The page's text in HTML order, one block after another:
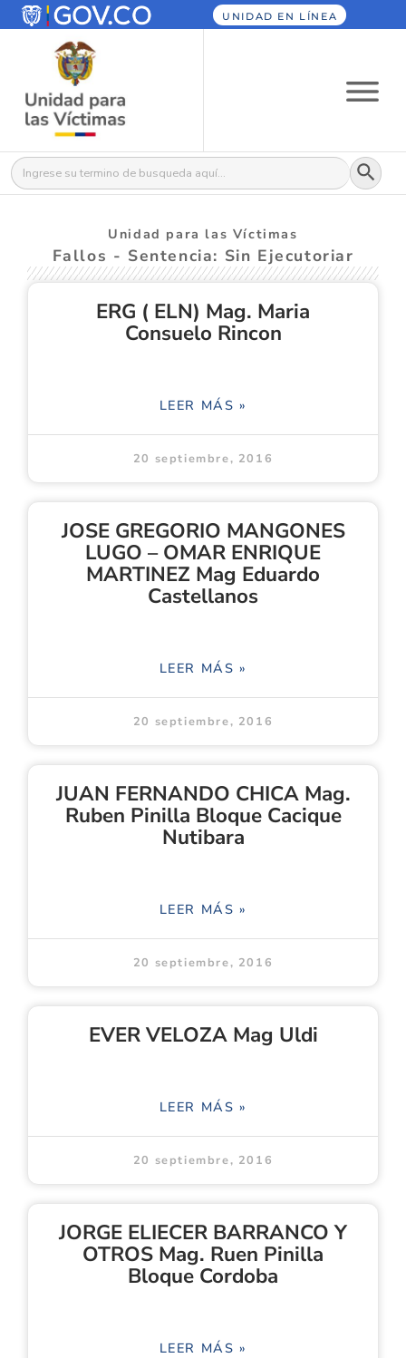
UNIDAD EN LÍNEA
Buscar: Botón
Unidad para las Víctimas
Fallos - Sentencia: Sin Ejecutoriar
ERG ( ELN) Mag. Maria
Consuelo Rincon
LEER MÁS »
20 septiembre, 2016
JOSE GREGORIO MANGONES
LUGO – OMAR ENRIQUE
MARTINEZ Mag Eduardo
Castellanos
LEER MÁS »
20 septiembre, 2016
JUAN FERNANDO CHICA Mag.
Ruben Pinilla Bloque Cacique
Nutibara
LEER MÁS »
20 septiembre, 2016
EVER VELOZA Mag Uldi
LEER MÁS »
20 septiembre, 2016
JORGE ELIECER BARRANCO Y
OTROS Mag. Ruen Pinilla
Bloque Cordoba
LEER MÁS »